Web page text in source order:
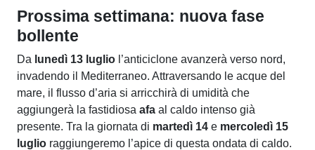
Prossima settimana: nuova fase
bollente
Da lunedì 13 luglio l’anticiclone avanzerà verso nord,
invadendo il Mediterraneo. Attraversando le acque del
mare, il flusso d’aria si arricchirà di umidità che
aggiungerà la fastidiosa afa al caldo intenso già
presente. Tra la giornata di martedì 14 e mercoledì 15
luglio raggiungeremo l’apice di questa ondata di caldo.